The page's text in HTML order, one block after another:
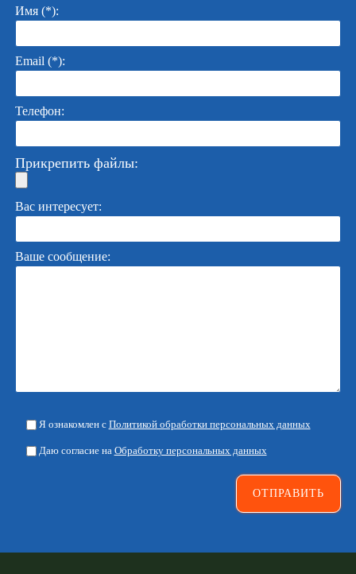
Имя (*):
Email (*):
Телефон:
Прикрепить файлы:
Вас интересует:
Ваше сообщение:
Я ознакомлен с Политикой обработки персональных данных
Даю согласие на Обработку персональных данных